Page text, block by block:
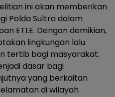
ini akan memberikan
Polda Sultra dalam
ETLE. Dengan demikian,
lingkungan lalu
tertib bagi masyarakat.
dasar bagi
yang berkaitan
di wilayah